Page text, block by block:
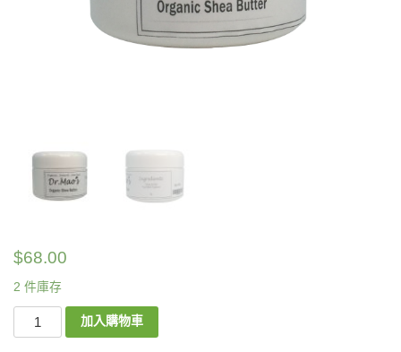
$68.00
2 件庫存
加入購物車